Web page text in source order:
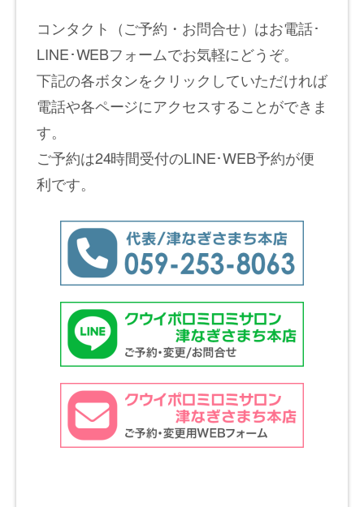
コンタクト（ご予約・お問合せ）はお電話･
LINE･WEBフォームでお気軽にどうぞ。
下記の各ボタンをクリックしていただければ
電話や各ページにアクセスすることができま
す。
ご予約は24時間受付のLINE･WEB予約が便
利です。